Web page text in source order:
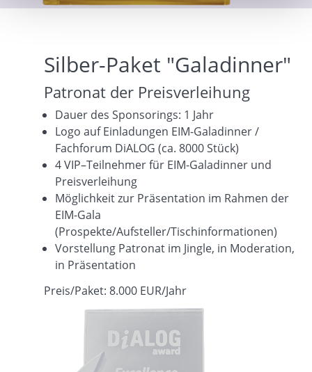
Silber-Paket "Galadinner"
Patronat der Preisverleihung
Dauer des Sponsorings: 1 Jahr
Logo auf Einladungen EIM-Galadinner /
Fachforum DiALOG (ca. 8000 Stück)
4 VIP–Teilnehmer für EIM-Galadinner und
Preisverleihung
Möglichkeit zur Präsentation im Rahmen der
EIM-Gala
(Prospekte/Aufsteller/Tischinformationen)
Vorstellung Patronat im Jingle, in Moderation,
in Präsentation
Preis/Paket: 8.000 EUR/Jahr